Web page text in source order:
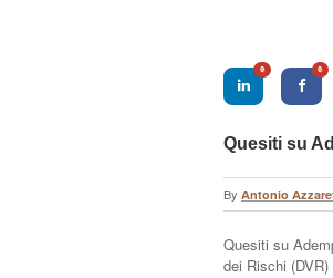
0 0
Quesiti su
By Antonio
Quesiti su
dei Rischi